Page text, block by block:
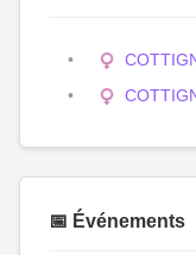
📅 Événements